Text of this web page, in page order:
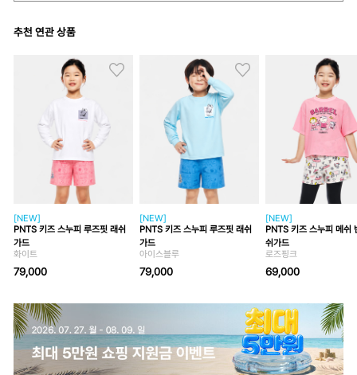
추천 연관 상품
[NEW]
PNTS 키즈 스누피 루즈핏 래쉬
가드
화이트
79,000
[NEW]
PNTS 키즈 스누피 루즈핏 래쉬
가드
아이스블루
79,000
[NEW]
PNTS 키즈 스누피 메쉬
쉬가드
로즈핑크
69,000